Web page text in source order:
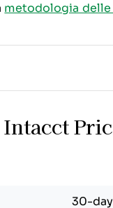
metodologia
Intacct
30-